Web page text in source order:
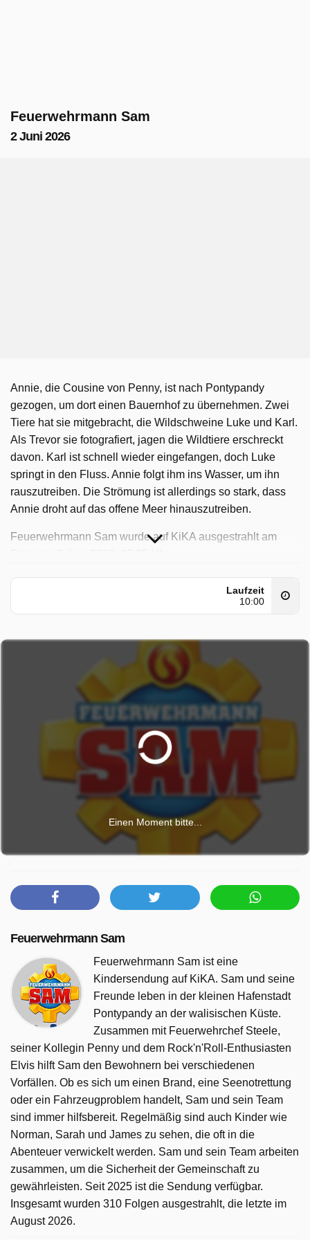
Feuerwehrmann Sam
2 Juni 2026
Annie, die Cousine von Penny, ist nach Pontypandy
gezogen, um dort einen Bauernhof zu übernehmen. Zwei
Tiere hat sie mitgebracht, die Wildschweine Luke und Karl.
Als Trevor sie fotografiert, jagen die Wildtiere erschreckt
davon. Karl ist schnell wieder eingefangen, doch Luke
springt in den Fluss. Annie folgt ihm ins Wasser, um ihn
rauszutreiben. Die Strömung ist allerdings so stark, dass
Annie droht auf das offene Meer hinauszutreiben.
Feuerwehrmann Sam wurde auf KiKA ausgestrahlt am
Laufzeit
10:00
Einen Moment bitte...
Feuerwehrmann Sam
Feuerwehrmann Sam ist eine
Kindersendung auf KiKA. Sam und seine
Freunde leben in der kleinen Hafenstadt
Pontypandy an der walisischen Küste.
Zusammen mit Feuerwehrchef Steele,
seiner Kollegin Penny und dem Rock'n'Roll-Enthusiasten
Elvis hilft Sam den Bewohnern bei verschiedenen
Vorfällen. Ob es sich um einen Brand, eine Seenotrettung
oder ein Fahrzeugproblem handelt, Sam und sein Team
sind immer hilfsbereit. Regelmäßig sind auch Kinder wie
Norman, Sarah und James zu sehen, die oft in die
Abenteuer verwickelt werden. Sam und sein Team arbeiten
zusammen, um die Sicherheit der Gemeinschaft zu
gewährleisten. Seit 2025 ist die Sendung verfügbar.
Insgesamt wurden 310 Folgen ausgestrahlt, die letzte im
August 2026.